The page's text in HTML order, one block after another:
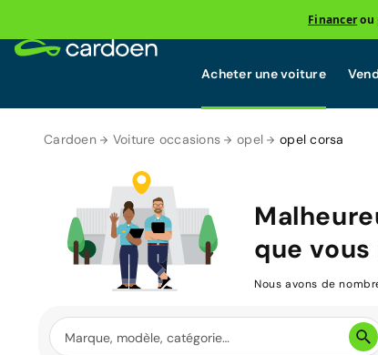
Financerou
Acheter une voiture
Cardoen Voiture occasions opel opel corsa
que
Nous avons de